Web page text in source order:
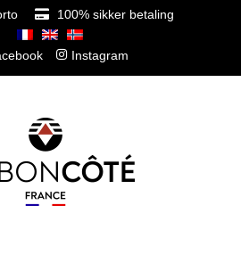
100% sikker betaling
Instagram